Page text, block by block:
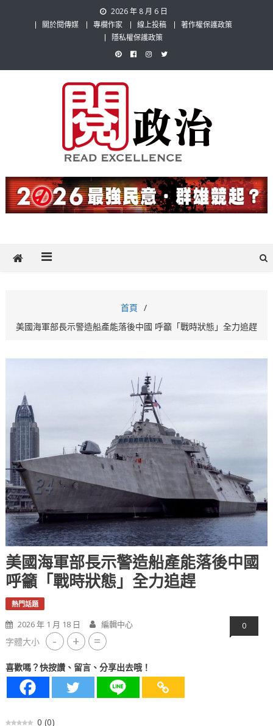
2026 年 8 月 6 日
關於閱傳媒
專欄作家 線上投稿
著作權保護政策
隱私權保護政策
閱政治 Read Gov News
題，也要專業評論，閱政治與多元的政治評論家與專欄作家邀稿合作，
讓讀者有最多元和專業的選擇。
首頁
美國海軍部長示警造船產能落後中國 呼籲「戰時狀態」全力追趕
美國海軍部長示警造船產能落後中國
呼籲「戰時狀態」全力追趕
熱門話題
2026 年 1 月 18 日 編輯中心 0
字體大小 - + =
喜歡嗎？快按讚、留言、分享出去哦！
0 (0)